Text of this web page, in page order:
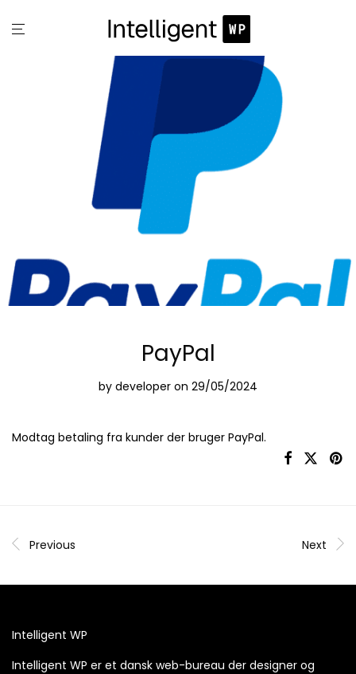
PayPal
by developer on 29/05/2024
Modtag betaling fra kunder der bruger PayPal.
Previous Next
Intelligent WP
Intelligent WP er et dansk web-bureau der designer og